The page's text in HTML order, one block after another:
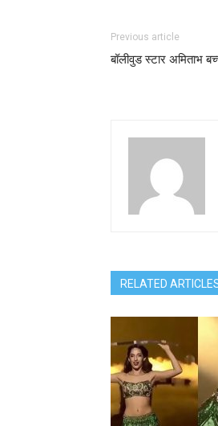
Previous article
बॉलीवुड स्टार अमिताभ
RELATED